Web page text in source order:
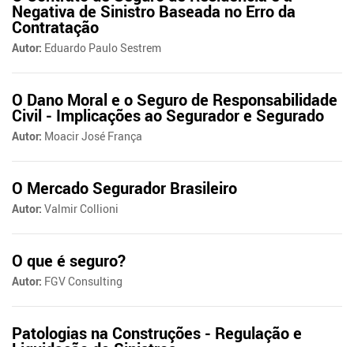
Negativa de Sinistro Baseada no Erro da
Contratação
Autor: Eduardo Paulo Sestrem
O Dano Moral e o Seguro de Responsabilidade
Civil - Implicações ao Segurador e Segurado
Autor: Moacir José França
O Mercado Segurador Brasileiro
Autor: Valmir Collioni
O que é seguro?
Autor: FGV Consulting
Patologias na Construções - Regulação e